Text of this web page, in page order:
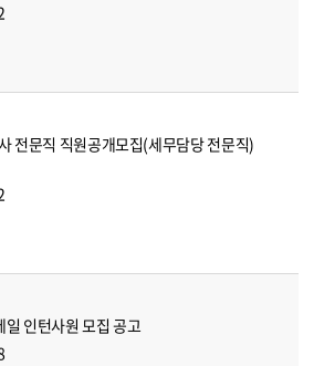
전문직 직원공개모집(세무담당 전문직)
인턴사원 모집 공고